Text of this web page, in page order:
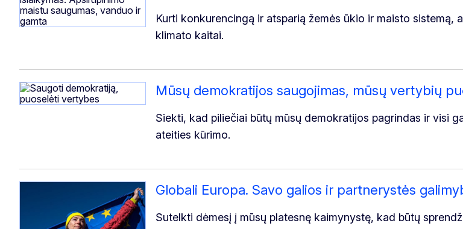
Kurti konkurencingą ir atsparią žemės ūkio ir maisto sistemą,
klimato kaitai.
Mūsų demokratijos saugojimas, mūsų vertybių
Siekti, kad piliečiai būtų mūsų demokratijos pagrindas ir visi
ateities kūrimo.
Globali Europa. Savo galios ir partnerystės
Sutelkti dėmesį į mūsų platesnę kaimynystę, kad būtų